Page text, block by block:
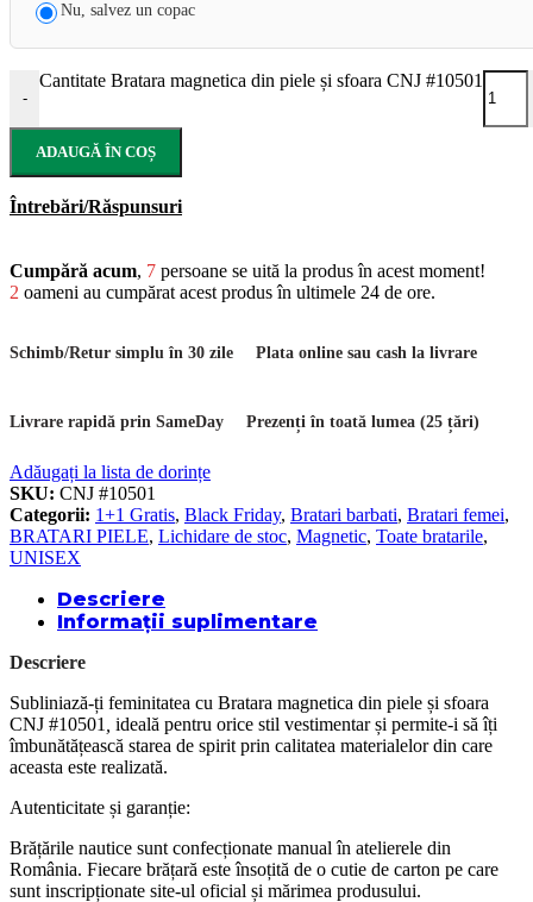
Nu, salvez un copac
-
Cantitate Bratara magnetica din piele și sfoara CNJ #10501
ADAUGĂ ÎN COȘ
Întrebări/Răspunsuri
Cumpără acum, 7 persoane se uită la produs în acest moment!
2 oameni au cumpărat acest produs în ultimele 24 de ore.
Schimb/Retur simplu în 30 zile Plata online sau cash la livrare
Livrare rapidă prin SameDay Prezenți în toată lumea (25 țări)
Adăugați la lista de dorințe
SKU: CNJ #10501
Categorii: 1+1 Gratis, Black Friday, Bratari barbati, Bratari femei,
BRATARI PIELE, Lichidare de stoc, Magnetic, Toate bratarile,
UNISEX
Descriere
Informații suplimentare
Descriere
Subliniază-ți feminitatea cu Bratara magnetica din piele și sfoara
CNJ #10501
ideală pentru orice stil vestimentar și permite-i să îți
îmbunătățească starea de spirit prin calitatea materialelor din care
aceasta este realizată.
Autenticitate și garanție:
Brățările nautice sunt confecționate manual în atelierele din
România. Fiecare brățară este însoțită de o cutie de carton pe care
sunt inscripționate site-ul oficial și mărimea produsului.